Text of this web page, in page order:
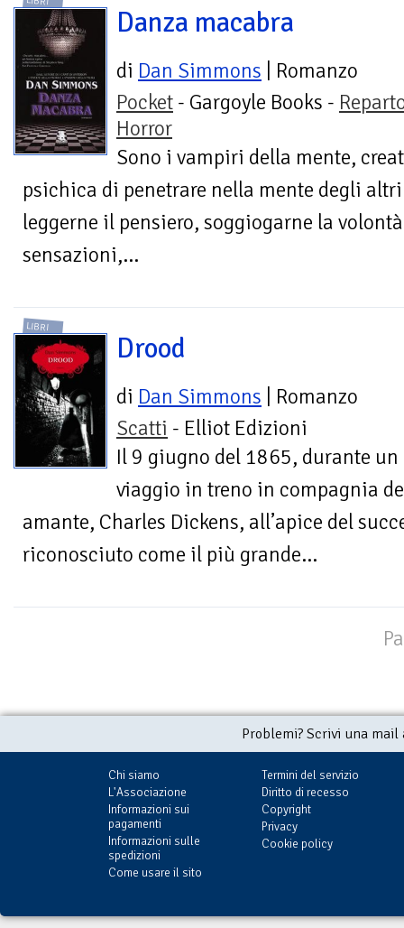
Danza macabra
di Dan Simmons | Romanzo
Pocket - Gargoyle Books -
Horror
Sono i vampiri della mente,
psichica di penetrare nella mente degli
leggerne il pensiero, soggiogarne la
sensazioni,...
LIBRI
Drood
di Dan Simmons | Romanzo
Scatti - Elliot Edizioni
Il 9 giugno del 1865, durante un
viaggio in treno in compagnia
amante, Charles Dickens, all’apice del
riconosciuto come il più grande...
Problemi? Scrivi una
Chi siamo
L'Associazione
Informazioni sui
pagamenti
Informazioni sulle
spedizioni
Come usare il sito
Termini del servizio
Diritto di recesso
Copyright
Privacy
Cookie policy